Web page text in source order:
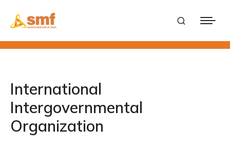
International
Intergovernmental
Organization